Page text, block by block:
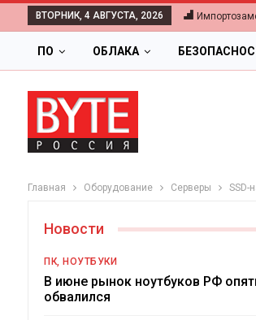
ВТОРНИК, 4 АВГУСТА, 2026
ПО ОБЛАКА
Главная Оборудование Серверы SSD-
Новости
ПК, НОУТБУКИ
В июне рынок ноутбуков РФ
обвалился